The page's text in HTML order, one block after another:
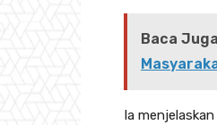
Baca Juga
Ia